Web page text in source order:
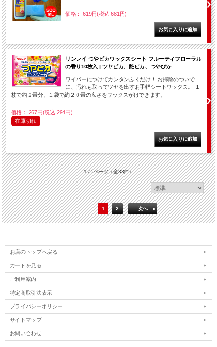
価格： 619円(税込 681円)
リンレイ つやピカワックスシート フルーティフローラル
の香り10枚入 | ツヤピカ、艶ピカ、つやぴか
ワイパーにつけてカンタンふくだけ！ お掃除のついで
に、汚れも取ってツヤを出すお手軽シートワックス。 １
枚で約２畳分、１袋で約２０畳の広さをワックスがけできます。
価格： 267円(税込 294円)
在庫切れ
1 / 2ページ（全33件）
1 2 次へ
お店のトップへ戻る
カートを見る
ご利用案内
特定商取引法表示
プライバシーポリシー
サイトマップ
お問い合わせ